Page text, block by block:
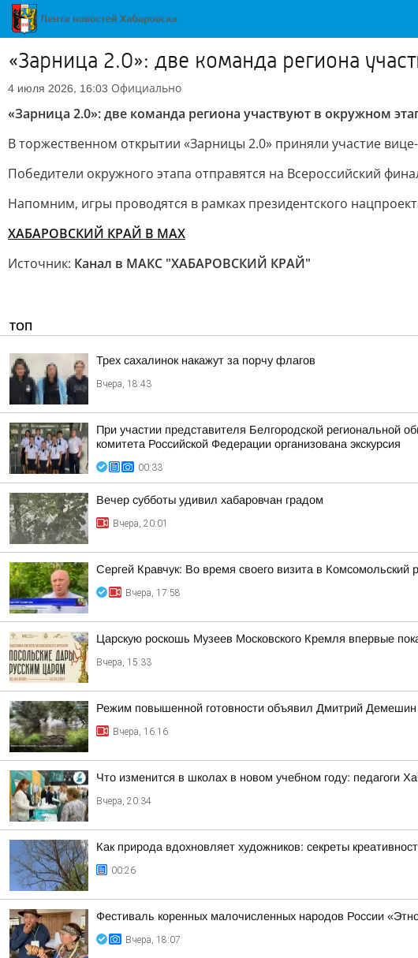
«Зарница 2.0»: две команда региона
4 июля 2026, 16:03 Официально
«Зарница 2.0»: две команда региона участвуют в окружном
В торжественном открытии «Зарницы 2.0» приняли участие
Победители окружного этапа отправятся на Всероссийский
Напомним, игры проводятся в рамках президентского
ХАБАРОВСКИЙ КРАЙ В МАХ
Источник: Канал в МАКС "ХАБАРОВСКИЙ КРАЙ"
ТОП
Трех сахалинок накажут за порчу флагов
Вчера, 18:43
При участии представителя Белгородской региональной
комитета Российской Федерации организована экскурсия
00:33
Вечер субботы удивил хабаровчан градом
Вчера, 20:01
Сергей Кравчук: Во время своего визита в Комсомольский
Вчера, 17:58
Царскую роскошь Музеев Московского Кремля впервые
Вчера, 15:33
Режим повышенной готовности объявил Дмитрий Демешин
Вчера, 16:16
Что изменится в школах в новом учебном году: педагоги
Вчера, 20:34
Как природа вдохновляет художников: секреты
00:26
Фестиваль коренных малочисленных народов России
Вчера, 18:07